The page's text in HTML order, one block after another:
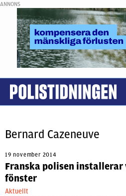
ANNONS
Bernard Cazeneuve
19 november 2014
Franska polisen installerar
fönster
Aktuellt